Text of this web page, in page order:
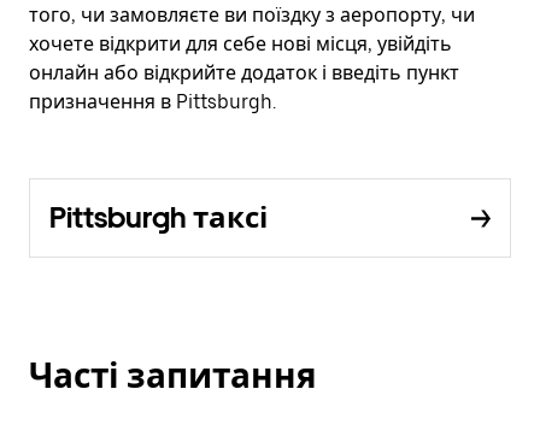
того, чи замовляєте ви поїздку з аеропорту, чи
хочете відкрити для себе нові місця, увійдіть
онлайн або відкрийте додаток і введіть пункт
призначення в Pittsburgh.
Pittsburgh таксі
Часті запитання